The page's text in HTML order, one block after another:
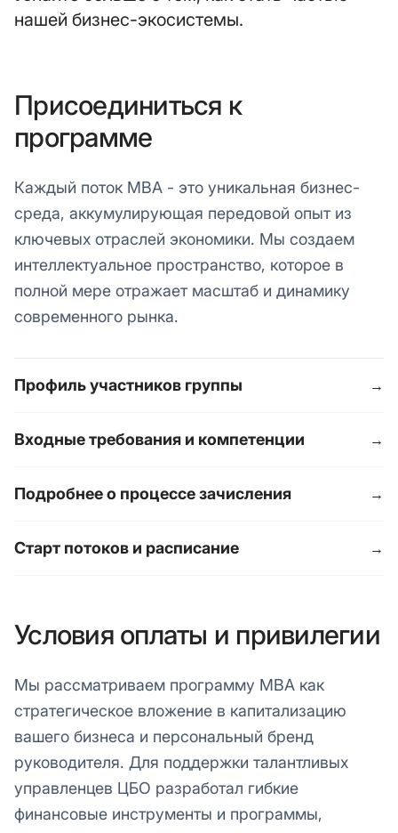
нашей бизнес-экосистемы.
Присоединиться к
программе
Каждый поток MBA - это уникальная бизнес-
среда, аккумулирующая передовой опыт из
ключевых отраслей экономики. Мы создаем
интеллектуальное пространство, которое в
полной мере отражает масштаб и динамику
современного рынка.
Профиль участников группы →
Входные требования и компетенции →
Подробнее о процессе зачисления →
Старт потоков и расписание →
Условия оплаты и привилегии
Мы рассматриваем программу MBA как
стратегическое вложение в капитализацию
вашего бизнеса и персональный бренд
руководителя. Для поддержки талантливых
управленцев ЦБО разработал гибкие
финансовые инструменты и программы,